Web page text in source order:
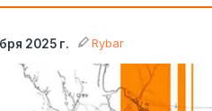
2025 г. Rybar